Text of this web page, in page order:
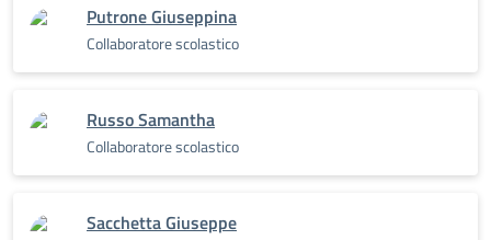
Putrone Giuseppina
Collaboratore scolastico
Russo Samantha
Collaboratore scolastico
Sacchetta Giuseppe